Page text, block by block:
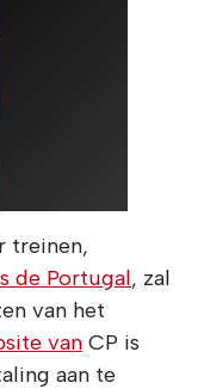
treinen,
de Portugal, zal
van het
van CP is
aan te